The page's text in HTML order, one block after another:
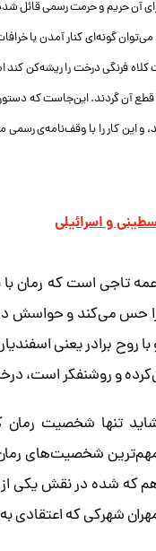
حریم و حرمت رسمی قائل
گونه‌ای کنار آمدن با
فرنگی درخت را ریشه‌کن کند
قطع آن گردند. این‌جاست که
و این کار را با وقف‌نامه‌ی
و اسرائیلی
تاجی است که رمان با
حس می‌کند و حواسش
روح برادر یعنی
و روشنفکر است،
تنها شخصیت رمان
شخصیت‌های رمان
که شده در نقش یکی از
شهرکی که اعتقادی